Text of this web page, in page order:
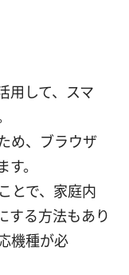
用して、スマ
め、ブラウザ
。
とで、家庭内
する方法もあり
機種が必